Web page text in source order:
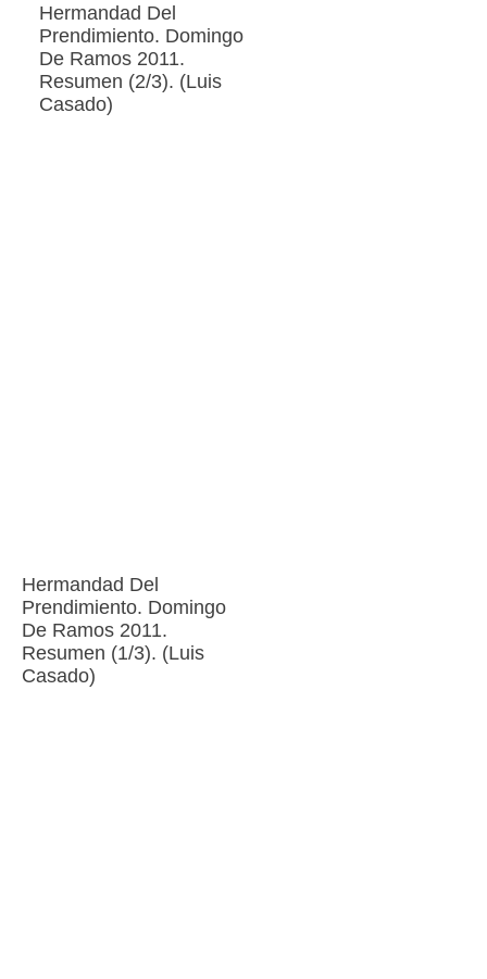
Hermandad Del
Prendimiento. Domingo
De Ramos 2011.
Resumen (2/3). (Luis
Casado)
Hermandad Del
Prendimiento. Domingo
De Ramos 2011.
Resumen (1/3). (Luis
Casado)